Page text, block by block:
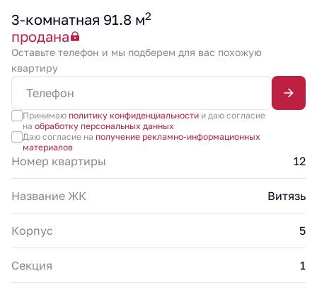
3-комнатная 91.8 м2
продана
Оставьте телефон и мы подберем для вас похожую
квартиру
Принимаю политику конфиденциальностии даю согласие
на обработку персональных данных
Даю согласие на получение рекламно-информационных
материалов
Номер квартиры 12
Название ЖК Витязь
Корпус 5
Секция 1